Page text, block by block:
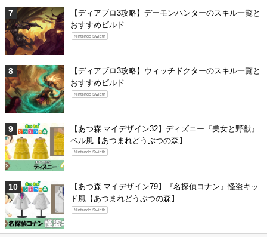
【ディアブロ3攻略】デーモンハンターのスキル一覧と
おすすめビルド
Nintendo Swicth
【ディアブロ3攻略】ウィッチドクターのスキル一覧と
おすすめビルド
Nintendo Swicth
【あつ森 マイデザイン32】ディズニー『美女と野獣』
ベル風【あつまれどうぶつの森】
Nintendo Swicth
【あつ森 マイデザイン79】『名探偵コナン』怪盗キッ
ド風【あつまれどうぶつの森】
Nintendo Swicth